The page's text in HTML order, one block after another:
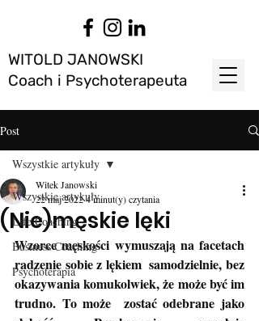
WITOLD JANOWSKI
Coach i Psychoterapeuta
Post
Wszystkie artykuły
Life Coaching
Business Coaching
Psychoterapia
Wszystkie artykuły
(Nie)męskie lęki
Witek Janowski
22 maj 20224 minut(y) czytania
Wzorce męskości wymuszają na facetach
radzenie sobie z lękiem  samodzielnie, bez
okazywania komukolwiek, że może być im
trudno. To może  zostać odebrane jako